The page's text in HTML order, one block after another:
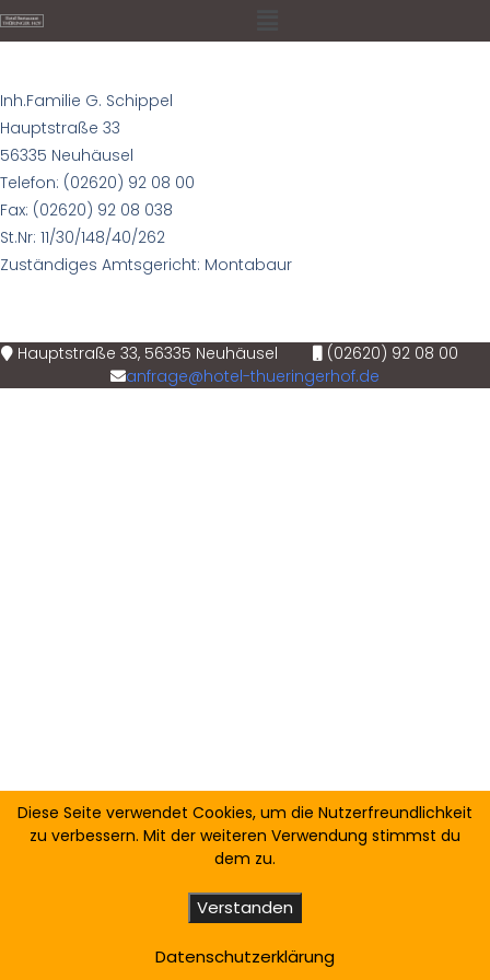
Inh.Familie G. Schippel
Hauptstraße 33
56335 Neuhäusel
Telefon: (02620) 92 08 00
Fax: (02620) 92 08 038
St.Nr: 11/30/148/40/262
Zuständiges Amtsgericht: Montabaur
Hauptstraße 33, 56335 Neuhäusel
(02620) 92 08 00
anfrage@hotel-thueringerhof.de
Diese Seite verwendet Cookies, um die Nutzerfreundlichkeit
zu verbessern. Mit der weiteren Verwendung stimmst du
dem zu.
Verstanden
Datenschutzerklärung